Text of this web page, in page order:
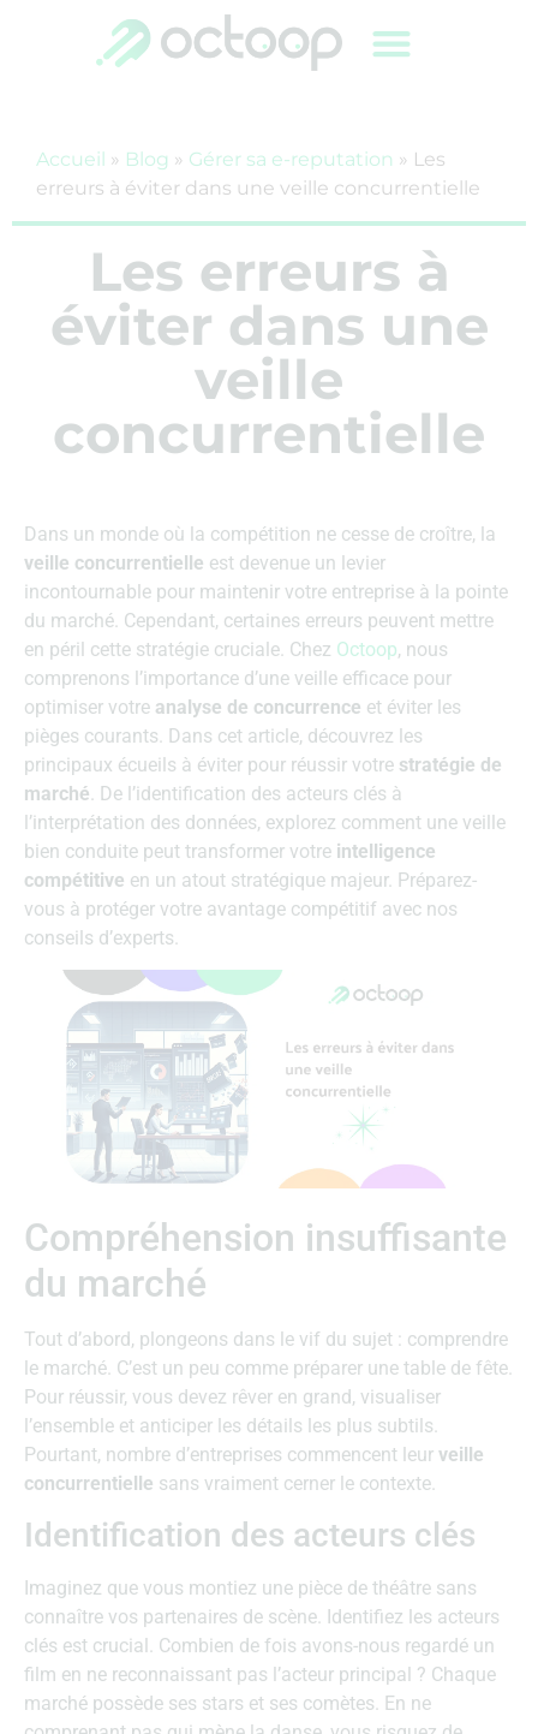
Accueil » Blog » Gérer sa e-reputation » Les
erreurs à éviter dans une veille concurrentielle
Les erreurs à
éviter dans une
veille
concurrentielle
Dans un monde où la compétition ne cesse de croître, la
veille concurrentielle est devenue un levier
incontournable pour maintenir votre entreprise à la pointe
du marché. Cependant, certaines erreurs peuvent mettre
en péril cette stratégie cruciale. Chez Octoop, nous
comprenons l’importance d’une veille efficace pour
optimiser votre analyse de concurrence et éviter les
pièges courants. Dans cet article, découvrez les
principaux écueils à éviter pour réussir votre stratégie de
marché. De l’identification des acteurs clés à
l’interprétation des données, explorez comment une veille
bien conduite peut transformer votre intelligence
compétitive en un atout stratégique majeur. Préparez-
vous à protéger votre avantage compétitif avec nos
conseils d’experts.
Compréhension insuffisante
du marché
Tout d’abord, plongeons dans le vif du sujet : comprendre
le marché. C’est un peu comme préparer une table de fête.
Pour réussir, vous devez rêver en grand, visualiser
l’ensemble et anticiper les détails les plus subtils.
Pourtant, nombre d’entreprises commencent leur veille
concurrentielle sans vraiment cerner le contexte.
Identification des acteurs clés
Imaginez que vous montiez une pièce de théâtre sans
connaître vos partenaires de scène. Identifiez les acteurs
clés est crucial. Combien de fois avons-nous regardé un
film en ne reconnaissant pas l’acteur principal ? Chaque
marché possède ses stars et ses comètes. En ne